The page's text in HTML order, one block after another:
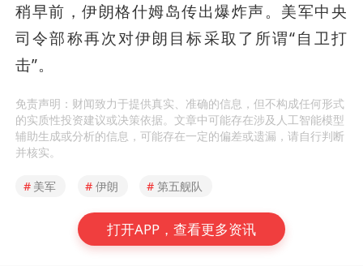
稍早前，伊朗格什姆岛传出爆炸声。美军中央
司令部称再次对伊朗目标采取了所谓“自卫打
击”。
免责声明：财闻致力于提供真实、准确的信息，但不构成任何形式
的实质性投资建议或决策依据。文章中可能存在涉及人工智能模型
辅助生成或分析的信息，可能存在一定的偏差或遗漏，请自行判断
并核实。
# 美军 # 伊朗 # 第五舰队
打开APP，查看更多资讯